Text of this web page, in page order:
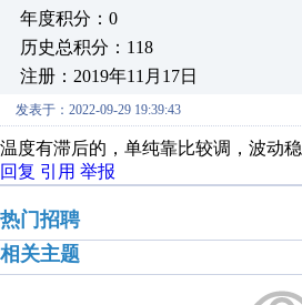
年度积分：0
历史总积分：118
注册：2019年11月17日
发表于：2022-09-29 19:39:43
温度有滞后的，单纯靠比较调，波动
回复 引用 举报
热门招聘
相关主题